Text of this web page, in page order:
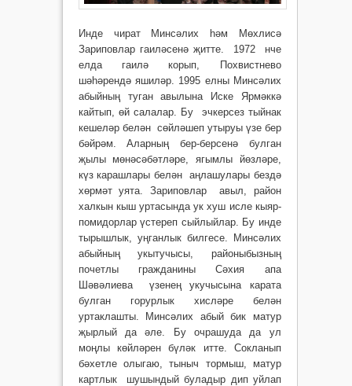
Инде чират Минсәлих һәм Мөхлисә
Зариповлар гаиләсенә җитте. 1972 нче
елда гаилә корып, Похвистнево
шәһәрендә яшиләр. 1995 елны Минсәлих
абыйның туган авылына Иске Ярмәккә
кайтып, өй салалар. Бу эчкерсез тыйнак
кешеләр белән сөйләшеп утыруы үзе бер
бәйрәм. Аларның бер-берсенә булган
җылы мөнәсәбәтләре, ягымлы йөзләре,
күз карашлары белән аңлашулары бездә
хөрмәт уята. Зариповлар авыл, район
халкын кыш уртасында ук хуш исле кыяр-
помидорлар үстереп сыйлыйлар. Бу инде
тырышлык, уңганлык билгесе. Минсәлих
абыйның укытучысы, районыбызның
почетлы гражданины Сәхия апа
Шәвәлиева үзенең укучысына карата
булган горурлык хисләре белән
уртаклашты. Минсәлих абый бик матур
җырлый да әле. Бу очрашуда да ул
моңлы көй­ләрен бүләк итте. Сокланып
бәхетле олыгаю, тыныч тормыш, матур
картлык шушындый буладыр дип уйлап